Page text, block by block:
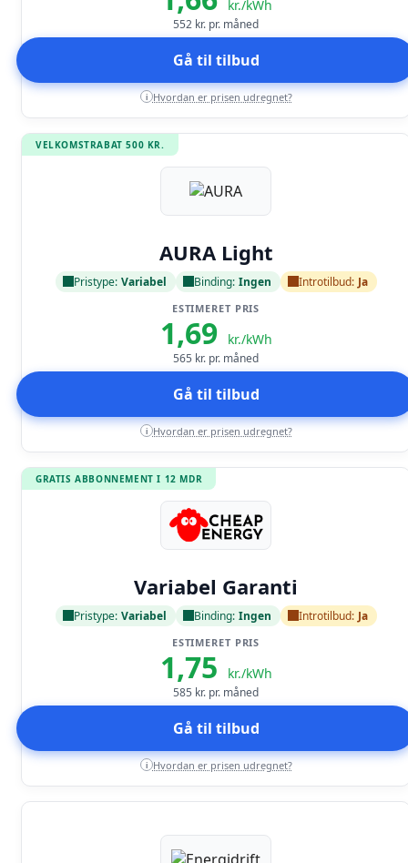
kr./kWh
552 kr. pr. måned
Gå til tilbud
i Hvordan er prisen udregnet?
VELKOMSTRABAT 500 KR.
AURA Light
Pristype: Variabel Binding: Ingen Introtilbud: Ja
ESTIMERET PRIS
1,69 kr./kWh
565 kr. pr. måned
Gå til tilbud
i Hvordan er prisen udregnet?
GRATIS ABBONNEMENT I 12 MDR
Variabel Garanti
Pristype: Variabel Binding: Ingen Introtilbud: Ja
ESTIMERET PRIS
1,75 kr./kWh
585 kr. pr. måned
Gå til tilbud
i Hvordan er prisen udregnet?